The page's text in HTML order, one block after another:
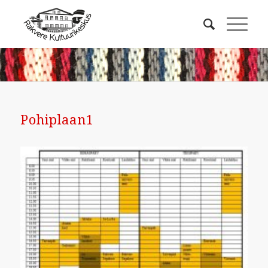
Pohiplaan1